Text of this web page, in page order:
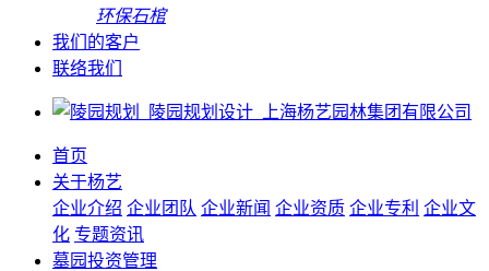
环保石棺
我们的客户
联络我们
首页
关于杨艺
企业介绍 企业团队 企业新闻 企业资质 企业专利 企业文
化 专题资讯
墓园投资管理